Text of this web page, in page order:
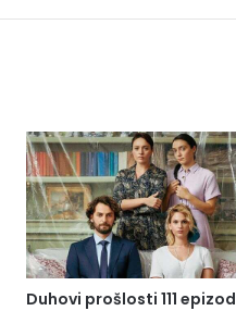
Duhovi prošlosti 111